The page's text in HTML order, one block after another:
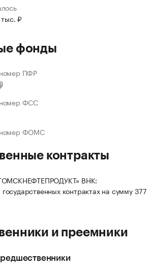
₽
фонды
ПФР
номер ФСС
номер ФОМС
контракты
ВНК:
контрактах на сумму 377
и преемники